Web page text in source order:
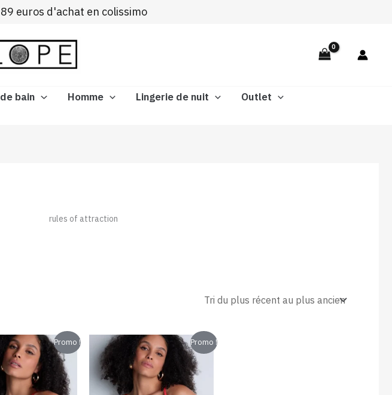
euros d'achat en colissimo
bain Homme Lingerie de nuit
Outlet
rules of attraction
Promo !
Le
prix
initial
était :
115,00 €.
Le
prix
actuel
est :
75,00 €.
Promo !
Le
prix
initial
était :
120,00 €.
Le
prix
actuel
est :
70,00 €.